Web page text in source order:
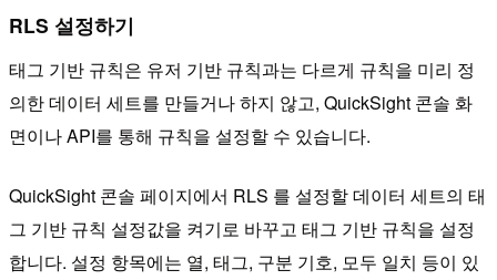
RLS 설정하기
태그 기반 규칙은 유저 기반 규칙과는 다르게 규칙을 미리 정
의한 데이터 세트를 만들거나 하지 않고, QuickSight 콘솔 화
면이나 API를 통해 규칙을 설정할 수 있습니다.
QuickSight 콘솔 페이지에서 RLS 를 설정할 데이터 세트의 태
그 기반 규칙 설정값을 켜기로 바꾸고 태그 기반 규칙을 설정
합니다. 설정 항목에는 열, 태그, 구분 기호, 모두 일치 등이 있